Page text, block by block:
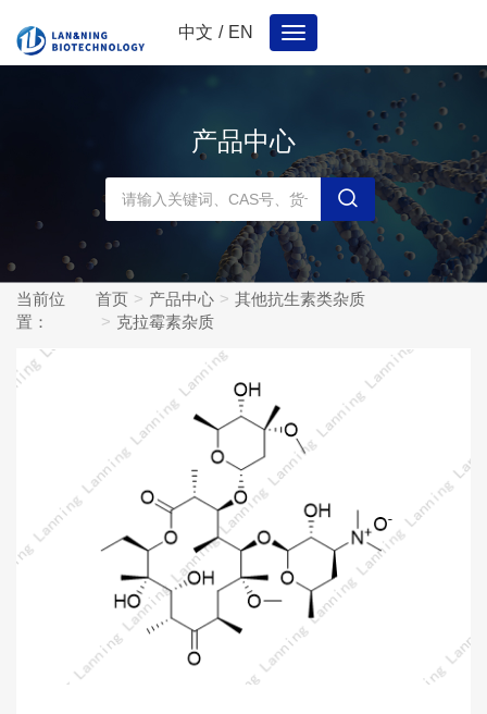
中文 / EN
Toggle
navigation
产品中心
当前位
置：
首页 产品中心
其他抗生素类杂质
克拉霉素杂质